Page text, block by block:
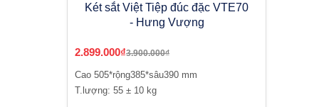
Két sắt Việt Tiệp đúc đặc VTE70
- Hưng Vượng
2.899.000₫3.900.000₫
Cao 505*rộng385*sâu390 mm
T.lượng: 55 ± 10 kg